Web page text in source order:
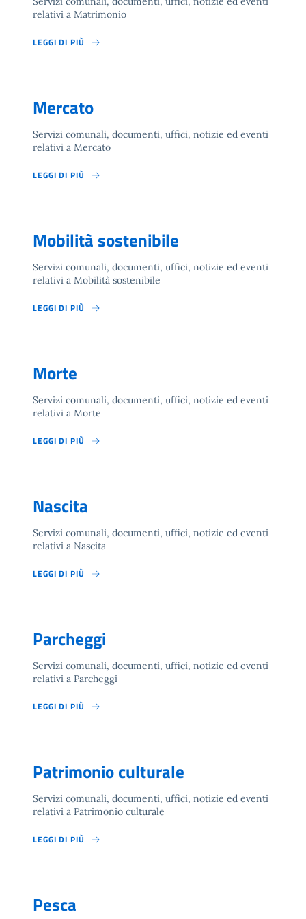
relativi a Matrimonio
LEGGI DI PIÙ
Mercato
Servizi comunali, documenti, uffici, notizie ed eventi
relativi a Mercato
LEGGI DI PIÙ
Mobilità sostenibile
Servizi comunali, documenti, uffici, notizie ed eventi
relativi a Mobilità sostenibile
LEGGI DI PIÙ
Morte
Servizi comunali, documenti, uffici, notizie ed eventi
relativi a Morte
LEGGI DI PIÙ
Nascita
Servizi comunali, documenti, uffici, notizie ed eventi
relativi a Nascita
LEGGI DI PIÙ
Parcheggi
Servizi comunali, documenti, uffici, notizie ed eventi
relativi a Parcheggi
LEGGI DI PIÙ
Patrimonio culturale
Servizi comunali, documenti, uffici, notizie ed eventi
relativi a Patrimonio culturale
LEGGI DI PIÙ
Pesca